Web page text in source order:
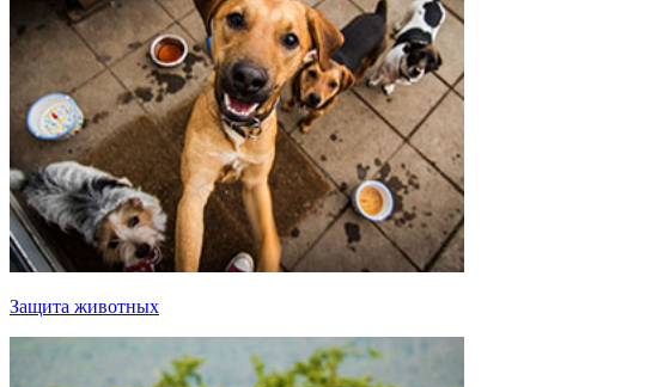
Защита животных